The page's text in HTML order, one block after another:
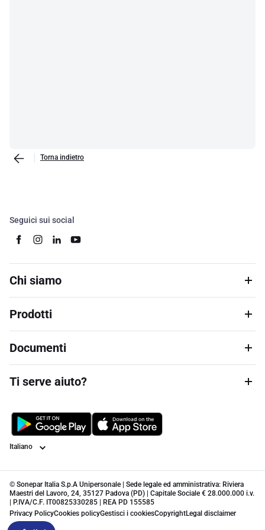
Torna indietro
Seguici sui social
Chi siamo
Prodotti
Documenti
Ti serve aiuto?
Lingua
© Sonepar Italia S.p.A Unipersonale | Sede legale ed amministrativa: Riviera
Maestri del Lavoro, 24, 35127 Padova (PD) | Capitale Sociale € 28.000.000 i.v.
| P.IVA/C.F. IT00825330285 | REA PD 155585
Privacy PolicyCookies policyGestisci i cookiesCopyrightLegal disclaimer